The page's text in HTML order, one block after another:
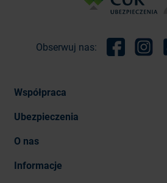
Obserwuj nas:
Współpraca
Ubezpieczenia
O nas
Informacje